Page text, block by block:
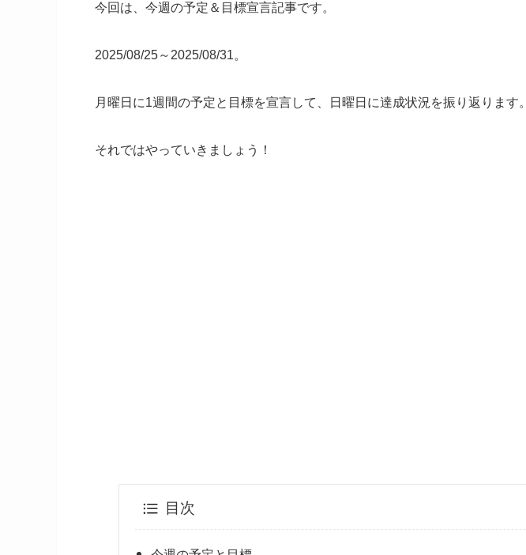
今回は、今週の予定＆目標宣言記事です。
2025/08/25～2025/08/31。
月曜日に1週間の予定と目標を宣言して、日曜日に達成状況を振り返ります。
それではやっていきましょう！
目次